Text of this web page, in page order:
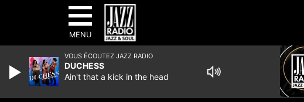
MENU
VOUS ÉCOUTEZ JAZZ RADIO
DUCHESS
Ain't that a kick in the head